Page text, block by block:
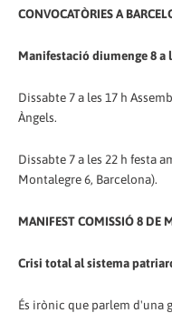
CONVOCATÒRIES A
Manifestació diumenge 8 a
Dissabte 7 a les 17 h
Àngels.
Dissabte 7 a les 22 h festa
Montalegre 6, Barcelona).
MANIFEST COMISSIÓ 8 DE
Crisi total al sistema
És irònic que parlem d'una